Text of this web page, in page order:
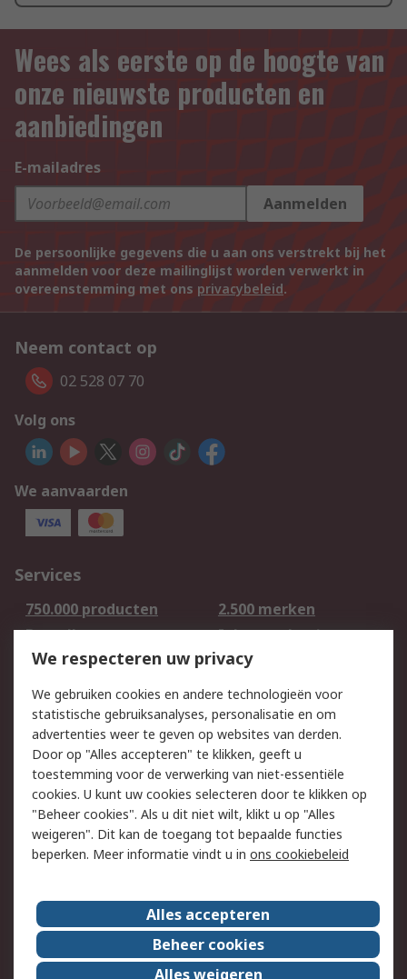
Wees als eerste op de hoogte van
onze nieuwste producten en
aanbiedingen
E-mailadres
Aanmelden
De persoonlijke gegevens die u aan ons verstrekt bij het
aanmelden voor deze mailinglijst worden verwerkt in
overeenstemming met ons privacybeleid.
Neem contact op
02 528 07 70
Volg ons
We aanvaarden
Services
750.000 producten
2.500 merken
Bestellen
Inkoopoplossingen
Retouren
Technisch advies
Track & Trace
Wettelijk
Cookiebeleid
Email veiligheid
Privacybeleid -
Bijgewerkt
Websitevoorwaarden
Algemene
verkoopvoorwaarden
Over RS
RS Group
Over ons
RS wereldwijd
Werken bij RS
We respecteren uw privacy
We gebruiken cookies en andere technologieën voor
statistische gebruiksanalyses, personalisatie en om
advertenties weer te geven op websites van derden.
Door op "Alles accepteren" te klikken, geeft u
toestemming voor de verwerking van niet-essentiële
cookies. U kunt uw cookies selecteren door te klikken op
"Beheer cookies". Als u dit niet wilt, klikt u op "Alles
weigeren". Dit kan de toegang tot bepaalde functies
beperken. Meer informatie vindt u in ons cookiebeleid
Alles accepteren
Beheer cookies
Alles weigeren